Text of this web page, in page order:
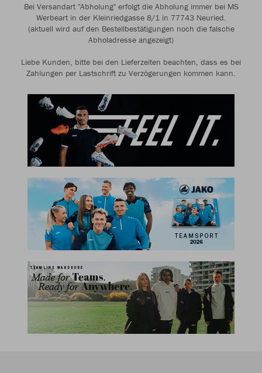
Bei Versandart "Abholung" erfolgt die Abholung immer bei MS
Werbeart in der Kleinriedgasse 8/1 in 77743 Neuried.
(aktuell wird auf den Bestellbestätigungen noch die falsche
Abholadresse angezeigt)
Liebe Kunden, bitte bei den Lieferzeiten beachten, dass es bei
Zahlungen per Lastschrift zu Verzögerungen kommen kann.